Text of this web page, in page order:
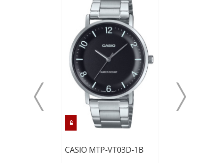
CASIO MTP-VT03D-1B